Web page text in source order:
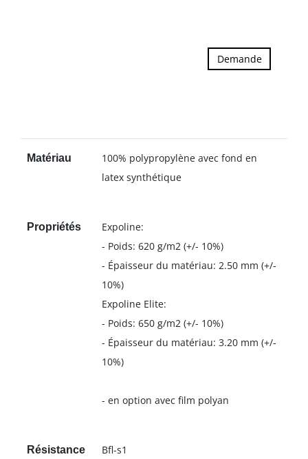
Demande
Matériau
100% polypropylène avec fond en
latex synthétique
Propriétés
Expoline:
- Poids: 620 g/m2 (+/- 10%)
- Épaisseur du matériau: 2.50 mm (+/-
10%)
Expoline Elite:
- Poids: 650 g/m2 (+/- 10%)
- Épaisseur du matériau: 3.20 mm (+/-
10%)
- en option avec film polyan
Résistance
Bfl-s1